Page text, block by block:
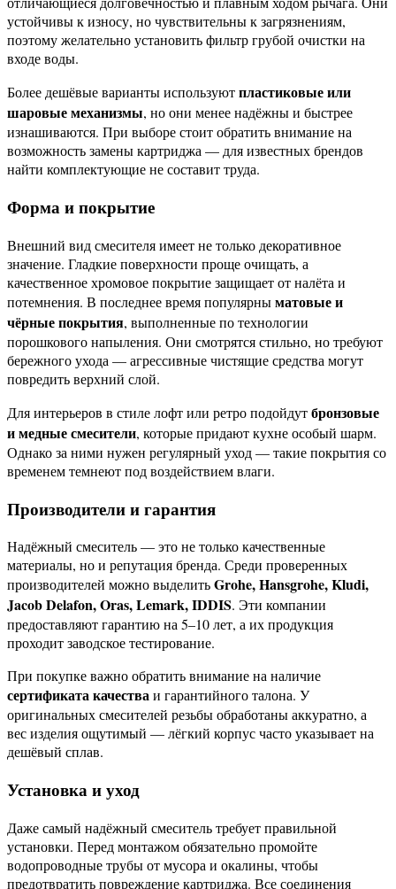
устойчивы к износу, но чувствительны к загрязнениям,
поэтому желательно установить фильтр грубой очистки на
входе воды.
Более дешёвые варианты используютпластиковые или
шаровые механизмы, но они менее надёжны и быстрее
изнашиваются. При выборе стоит обратить внимание на
возможность замены картриджа — для известных брендов
найти комплектующие не составит труда.
Форма и покрытие
Внешний вид смесителя имеет не только декоративное
значение. Гладкие поверхности проще очищать, а
качественное хромовое покрытие защищает от налёта и
потемнения. В последнее время популярныматовые и
чёрные покрытия, выполненные по технологии
порошкового напыления. Они смотрятся стильно, но требуют
бережного ухода — агрессивные чистящие средства могут
повредить верхний слой.
Для интерьеров в стиле лофт или ретро подойдутбронзовые
и медные смесители, которые придают кухне особый шарм.
Однако за ними нужен регулярный уход — такие покрытия со
временем темнеют под воздействием влаги.
Производители и гарантия
Надёжный смеситель — это не только качественные
материалы, но и репутация бренда. Среди проверенных
производителей можно выделитьGrohe, Hansgrohe, Kludi,
Jacob Delafon, Oras, Lemark, IDDIS. Эти компании
предоставляют гарантию на 5–10 лет, а их продукция
проходит заводское тестирование.
При покупке важно обратить внимание на наличие
сертификата качестваи гарантийного талона. У
оригинальных смесителей резьбы обработаны аккуратно, а
вес изделия ощутимый — лёгкий корпус часто указывает на
дешёвый сплав.
Установка и уход
Даже самый надёжный смеситель требует правильной
установки. Перед монтажом обязательно промойте
водопроводные трубы от мусора и окалины, чтобы
предотвратить повреждение картриджа. Все соединения